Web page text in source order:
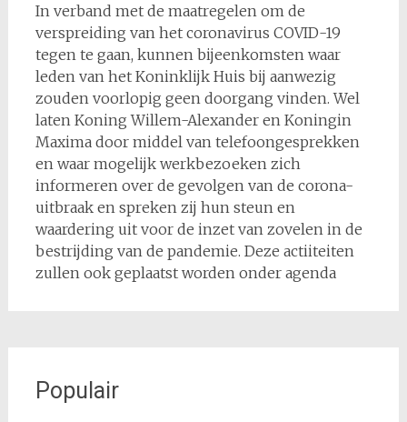
In verband met de maatregelen om de
verspreiding van het coronavirus COVID-19
tegen te gaan, kunnen bijeenkomsten waar
leden van het Koninklijk Huis bij aanwezig
zouden voorlopig geen doorgang vinden. Wel
laten Koning Willem-Alexander en Koningin
Maxima door middel van telefoongesprekken
en waar mogelijk werkbezoeken zich
informeren over de gevolgen van de corona-
uitbraak en spreken zij hun steun en
waardering uit voor de inzet van zovelen in de
bestrijding van de pandemie. Deze actiiteiten
zullen ook geplaatst worden onder agenda
Populair